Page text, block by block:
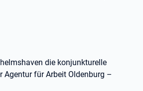
die konjunkturelle
Agentur für Arbeit Oldenburg –